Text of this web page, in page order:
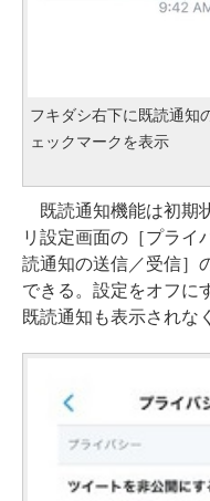
フキダシ右下に既読通知
ェックマークを表示
既読通知機能は初期
リ設定画面の［プライ
読通知の送信／受信］
できる。設定をオフに
既読通知も表示されな